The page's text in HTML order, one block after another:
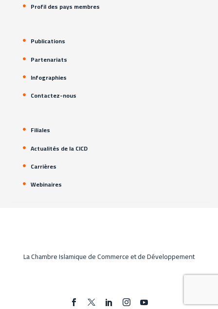
Profil des pays membres
Publications
Partenariats
Infographies
Contactez-nous
Filiales
Actualités de la CICD
Carrières
Webinaires
La Chambre Islamique de Commerce et de Développement